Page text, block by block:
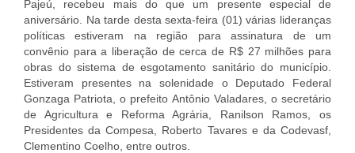
Pajeú, recebeu mais do que um presente especial de
aniversário. Na tarde desta sexta-feira (01) várias lideranças
políticas estiveram na região para assinatura de um
convênio para a liberação de cerca de R$ 27 milhões para
obras do sistema de esgotamento sanitário do município.
Estiveram presentes na solenidade o Deputado Federal
Gonzaga Patriota, o prefeito Antônio Valadares, o secretário
de Agricultura e Reforma Agrária, Ranilson Ramos, os
Presidentes da Compesa, Roberto Tavares e da Codevasf,
Clementino Coelho, entre outros.